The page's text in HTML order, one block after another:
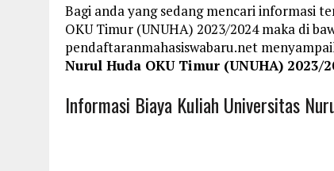
Bagi anda yang sedang mencari informasi
OKU Timur (UNUHA) 2023/2024 maka di
pendaftaranmahasiswabaru.net
Nurul Huda OKU Timur (UNUHA) 2023/
Informasi Biaya Kuliah Universitas